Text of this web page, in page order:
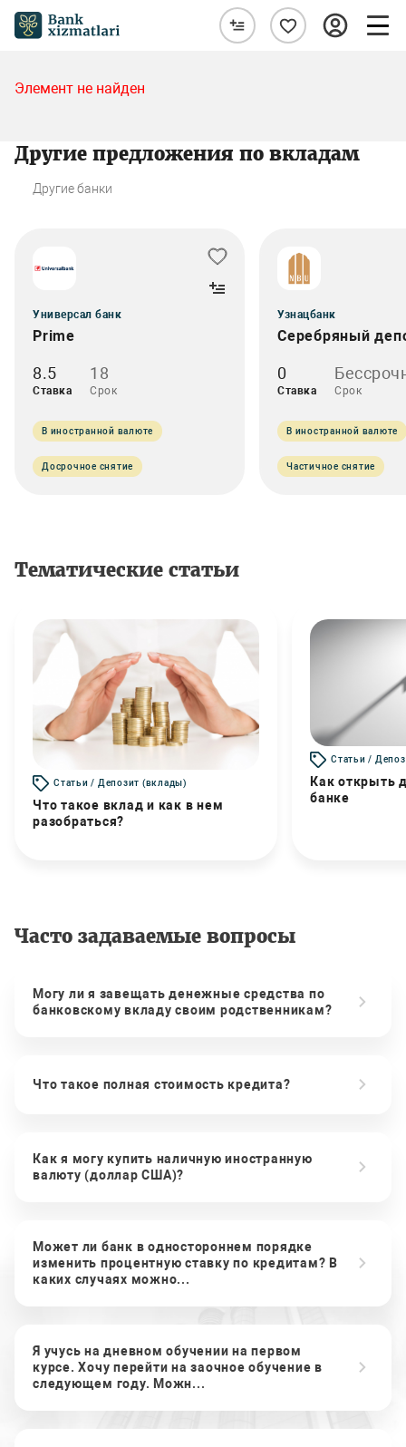
Элемент не найден
Другие предложения по вкладам
Другие банки
Универсал банк
Prime
8.5
Ставка
18
Срок
В иностранной валюте
Досрочное снятие
Узнацбанк
Серебряный
0
Ставка Срок
В иностранной валюте
Частичное снятие
Тематические статьи
Статьи / Депозит (вклады)
Что такое вклад и как в нем
разобраться?
Статьи /
Как открыть
банке
Часто задаваемые вопросы
Могу ли я завещать денежные средства по
банковскому вкладу своим родственникам?
Что такое полная стоимость кредита?
Как я могу купить наличную иностранную
валюту (доллар США)?
Может ли банк в одностороннем порядке
изменить процентную ставку по кредитам? В
каких случаях можно...
Я учусь на дневном обучении на первом
курсе. Хочу перейти на заочное обучение в
следующем году. Можн...